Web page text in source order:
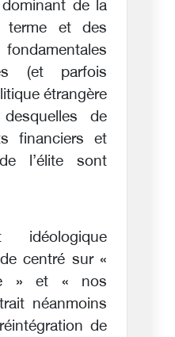
de la
terme et des
(et parfois
étrangère
de
financiers et
l’élite sont
idéologique
centré sur «
» et « nos
néanmoins
de